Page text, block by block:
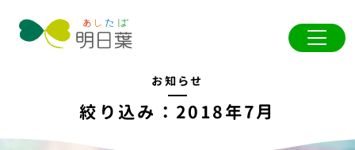
お知らせ
絞り込み：2018年7月